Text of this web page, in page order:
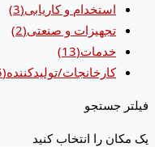
استخدام و کاریابی(3)
تجهیزات و صنعتی(2)
خدمات(13)
کارخانجات/تولیدکننده(5)
فیلتر جستجو
یک مکان را انتخاب کنید